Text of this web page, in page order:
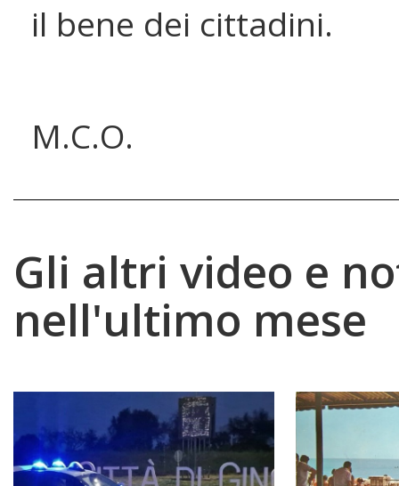
il bene dei cittadini.
M.C.O.
Gli altri video e
nell'ultimo mese